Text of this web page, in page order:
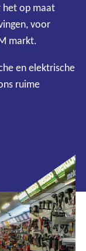
het op maat
voor
markt.
en elektrische
ruime